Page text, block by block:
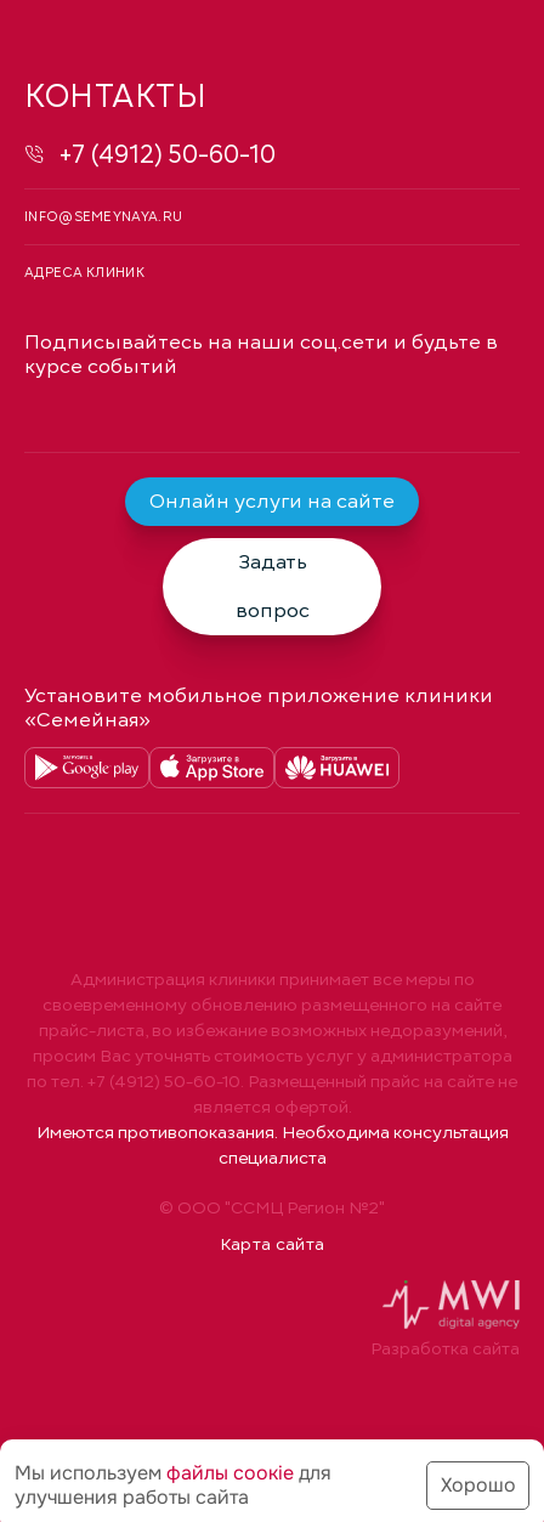
КОНТАКТЫ
+7 (4912) 50-60-10
INFO@SEMEYNAYA.RU
АДРЕСА КЛИНИК
Подписывайтесь на наши соц.сети и будьте в
курсе событий
Онлайн услуги на сайте
Задать
вопрос
Установите мобильное приложение клиники
«Семейная»
© ООО "ССМЦ Регион №2"
Карта сайта
Администрация клиники принимает все меры по
своевременному обновлению размещенного на сайте
прайс-листа, во избежание возможных недоразумений,
просим Вас уточнять стоимость услуг у администратора
по тел. +7 (4912) 50-60-10. Размещенный прайс на сайте не
является офертой.
Имеются противопоказания. Необходима консультация
специалиста
Разработка сайта
Мы используем файлы соoкіедля
улучшения работы сайта
Хорошо